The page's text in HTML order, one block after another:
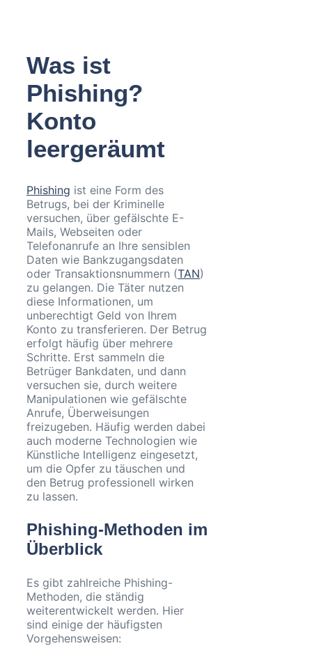
Was ist
Phishing?
Konto
leergeräumt
Phishing ist eine Form des
Betrugs, bei der Kriminelle
versuchen, über gefälschte E-
Mails, Webseiten oder
Telefonanrufe an Ihre sensiblen
Daten wie Bankzugangsdaten
oder Transaktionsnummern (TAN)
zu gelangen. Die Täter nutzen
diese Informationen, um
unberechtigt Geld von Ihrem
Konto zu transferieren. Der Betrug
erfolgt häufig über mehrere
Schritte. Erst sammeln die
Betrüger Bankdaten, und dann
versuchen sie, durch weitere
Manipulationen wie gefälschte
Anrufe, Überweisungen
freizugeben. Häufig werden dabei
auch moderne Technologien wie
Künstliche Intelligenz eingesetzt,
um die Opfer zu täuschen und
den Betrug professionell wirken
zu lassen.
Phishing-Methoden im
Überblick
Es gibt zahlreiche Phishing-
Methoden, die ständig
weiterentwickelt werden. Hier
sind einige der häufigsten
Vorgehensweisen: